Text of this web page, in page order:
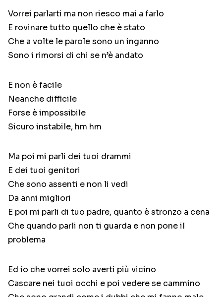
Vorrei parlarti ma non riesco mai a farlo
E rovinare tutto quello che è stato
Che a volte le parole sono un inganno
Sono i rimorsi di chi se n’è andato
E non è facile
Neanche difficile
Forse è impossibile
Sicuro instabile, hm hm
Ma poi mi parli dei tuoi drammi
E dei tuoi genitori
Che sono assenti e non li vedi
Da anni migliori
E poi mi parli di tuo padre, quanto è stronzo a cena
Che quando parli non ti guarda e non pone il
problema
Ed io che vorrei solo averti più vicino
Cascare nei tuoi occhi e poi vedere se cammino